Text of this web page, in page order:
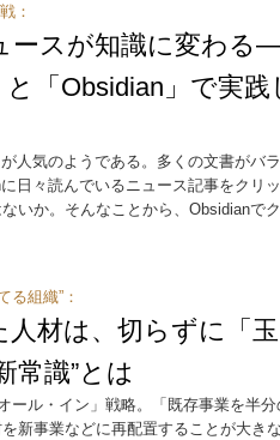
：
ースが知識に変わ
と「Obsidian」で実
人気のようである。多くの文書がバ
日々読んでいるニュース記事をクリ
いか。そんなことから、Obsidianで
る組織”：
人材は、切らずに「
常識”とは
ール・イン」戦略。「既存事業を半
新事業などに再配置することが大き